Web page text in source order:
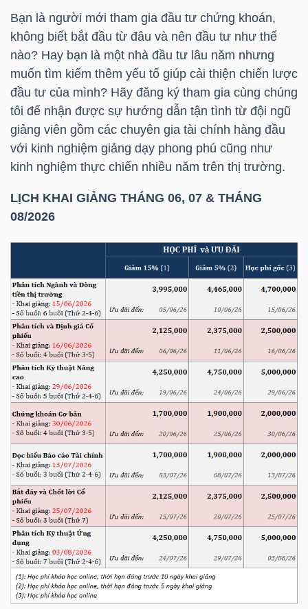
Bạn là người mới tham gia đầu tư chứng khoán,
không biết bắt đầu từ đâu và nên đầu tư như thế
nào? Hay bạn là một nhà đầu tư lâu năm nhưng
muốn tìm kiếm thêm yếu tố giúp cải thiện chiến lược
đầu tư của mình? Hãy đăng ký tham gia cùng chúng
tôi để nhận được sự hướng dẫn tận tình từ đội ngũ
giảng viên gồm các chuyên gia tài chính hàng đầu
với kinh nghiệm giảng dạy phong phú cũng như
kinh nghiệm thực chiến nhiều năm trên thị trường.
​LỊCH KHAI GIẢNG THÁNG 06, 07 & THÁNG
08/2026
TIÊU
DÙNG
THIẾT
YẾU
KHỎE
CHÍNH
CÔNG
NGHỆ
THÔNG
TIN